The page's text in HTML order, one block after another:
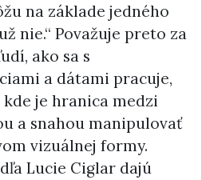
na základe jedného
nie.“ Považuje preto za
ako sa s
a dátami pracuje,
je hranica medzi
a snahou manipulovať
vizuálnej formy.
Lucie Ciglar dajú